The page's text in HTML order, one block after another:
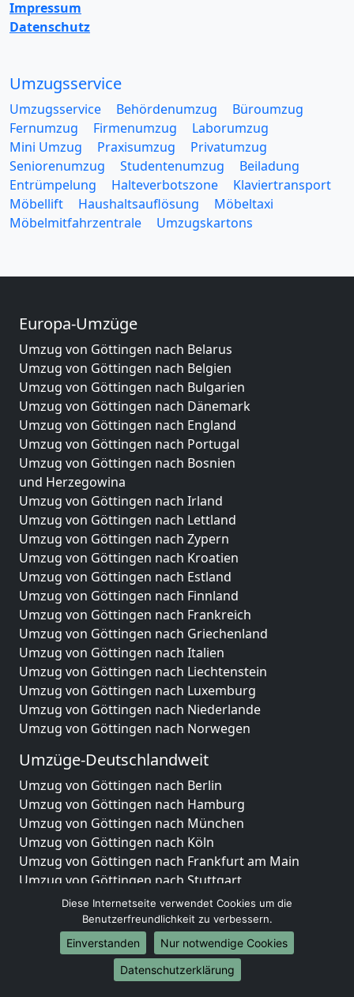
Impressum
Datenschutz
Umzugsservice
Umzugsservice Behördenumzug
Büroumzug
Fernumzug
Firmenumzug
Laborumzug
Mini Umzug
Praxisumzug
Privatumzug
Seniorenumzug
Studentenumzug
Beiladung
Entrümpelung
Halteverbotszone
Klaviertransport
Möbellift
Haushaltsauflösung
Möbeltaxi
Möbelmitfahrzentrale
Umzugskartons
Europa-Umzüge
Umzug von Göttingen nach Belarus
Umzug von Göttingen nach Belgien
Umzug von Göttingen nach Bulgarien
Umzug von Göttingen nach Dänemark
Umzug von Göttingen nach England
Umzug von Göttingen nach Portugal
Umzug von Göttingen nach Bosnien
und Herzegowina
Umzug von Göttingen nach Irland
Umzug von Göttingen nach Lettland
Umzug von Göttingen nach Zypern
Umzug von Göttingen nach Kroatien
Umzug von Göttingen nach Estland
Umzug von Göttingen nach Finnland
Umzug von Göttingen nach Frankreich
Umzug von Göttingen nach Griechenland
Umzug von Göttingen nach Italien
Umzug von Göttingen nach Liechtenstein
Umzug von Göttingen nach Luxemburg
Umzug von Göttingen nach Niederlande
Umzug von Göttingen nach Norwegen
Umzüge-Deutschlandweit
Umzug von Göttingen nach Berlin
Umzug von Göttingen nach Hamburg
Umzug von Göttingen nach München
Umzug von Göttingen nach Köln
Umzug von Göttingen nach Frankfurt am Main
Umzug von Göttingen nach Stuttgart
Umzug von Göttingen nach Düsseldorf
Umzug von Göttingen nach Leipzig
Umzug von Göttingen nach Dortmund
Umzug von Göttingen nach Essen
Umzug von Göttingen nach Bremen
Diese Internetseite verwendet Cookies um die
Benutzerfreundlichkeit zu verbessern.
Einverstanden
Nur notwendige Cookies
Datenschutzerklärung